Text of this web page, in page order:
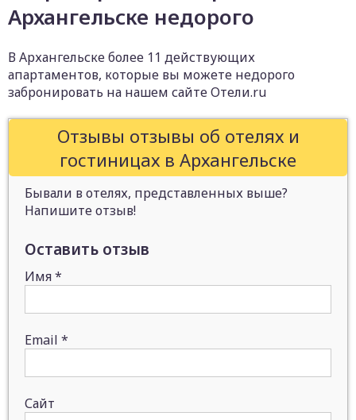
Архангельске недорого
В Архангельске более 11 действующих
апартаментов, которые вы можете недорого
забронировать на нашем сайте Отели.ru
Отзывы отзывы об отелях и
гостиницах в Архангельске
Бывали в отелях, представленных выше?
Напишите отзыв!
Оставить отзыв
Имя*
Email *
Сайт